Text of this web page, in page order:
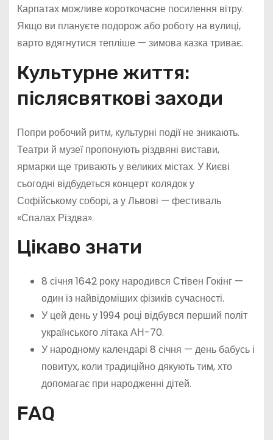
Карпатах можливе короткочасне посилення вітру.
Якщо ви плануєте подорож або роботу на вулиці,
варто вдягнутися тепліше — зимова казка триває.
Культурне життя:
післясвяткові заходи
Попри робочий ритм, культурні події не зникають.
Театри й музеї пропонують різдвяні вистави,
ярмарки ще тривають у великих містах. У Києві
сьогодні відбудеться концерт колядок у
Софійському соборі, а у Львові — фестиваль
«Спалах Різдва».
Цікаво знати
8 січня 1642 року народився Стівен Гокінг —
один із найвідоміших фізиків сучасності.
У цей день у 1994 році відбувся перший політ
українського літака АН-70.
У народному календарі 8 січня — день бабусь і
повитух, коли традиційно дякують тим, хто
допомагає при народженні дітей.
FAQ